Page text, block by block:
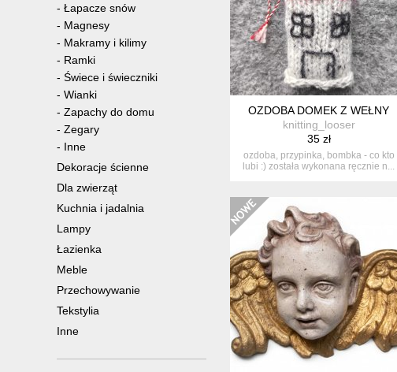
- Łapacze snów
- Magnesy
- Makramy i kilimy
- Ramki
- Świece i świeczniki
- Wianki
- Zapachy do domu
- Zegary
- Inne
Dekoracje ścienne
Dla zwierząt
Kuchnia i jadalnia
Lampy
Łazienka
Meble
Przechowywanie
Tekstylia
Inne
OZDOBA DOMEK Z WEŁNY
knitting_looser
35 zł
ozdoba, przypinka, bombka - co kto
lubi :) została wykonana ręcznie n...